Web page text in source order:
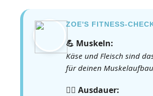
ZOE'S FITNESS-
💪 Muskeln:
Käse und Fleisch sind
für deinen
🏃‍♀️ Ausdauer: